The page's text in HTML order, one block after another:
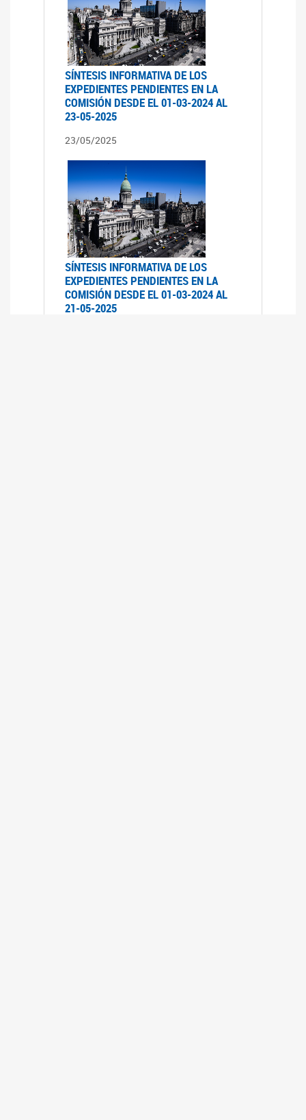
SÍNTESIS INFORMATIVA DE LOS
EXPEDIENTES PENDIENTES EN LA
COMISIÓN DESDE EL 01-03-2024 AL
23-05-2025
23/05/2025
SÍNTESIS INFORMATIVA DE LOS
EXPEDIENTES PENDIENTES EN LA
COMISIÓN DESDE EL 01-03-2024 AL
21-05-2025